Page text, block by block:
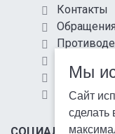
Контакты
Обращения
Карта
Мы
Сайт